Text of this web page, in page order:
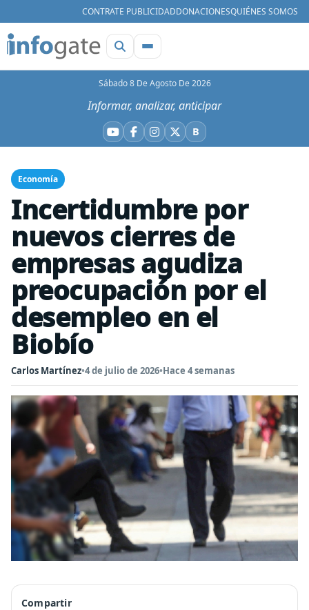
CONTRATE PUBLICIDADDONACIONESQUIÉNES SOMOS
Sábado 8 De Agosto De 2026
Informar, analizar, anticipar
YouTube
Facebook
Instagram
X BBluesky
Economía
Incertidumbre por
nuevos cierres de
empresas agudiza
preocupación por el
desempleo en el
Biobío
Carlos Martínez•4 de julio de 2026•Hace 4 semanas
Compartir